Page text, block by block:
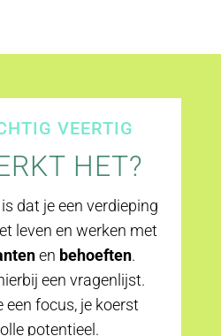
VEERTIG
HET?
dat je een verdieping
leven en werken met
en behoeften.
een vragenlijst.
een focus, je koerst
potentieel.